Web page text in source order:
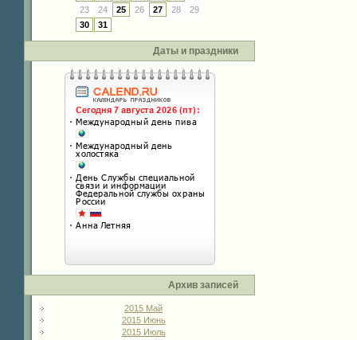
23
24 25 26 27 28
29
30
31
Даты и праздники
Архив записей
2015 Май
2015 Июнь
2015 Июль